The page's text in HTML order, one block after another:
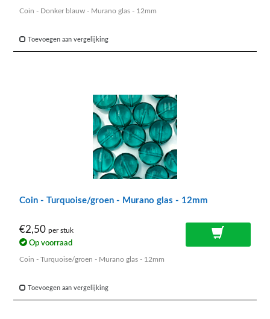
Coin - Donker blauw - Murano glas - 12mm
Toevoegen aan vergelijking
Coin - Turquoise/groen - Murano glas - 12mm
€2,50 per stuk
Op voorraad
Coin - Turquoise/groen - Murano glas - 12mm
Toevoegen aan vergelijking